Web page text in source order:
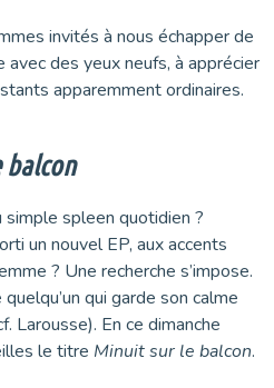
invités à nous échapper de
des yeux neufs, à apprécier
apparemment ordinaires.
spleen quotidien ?
un nouvel EP, aux accents
? Une recherche s’impose.
qui garde son calme
Larousse). En ce dimanche
le titre Minuit sur le balcon.